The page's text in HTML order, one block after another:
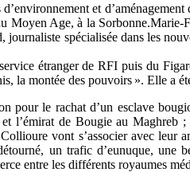
et
Age, à la
spécialisée dans les
étranger de RFI puis du
la montée des pouvoirs ». Elle a
le rachat d’un esclave
l’émirat de Bougie au Maghreb
vont s’associer avec
un trafic d’eunuque, une
entre les différents royaumes